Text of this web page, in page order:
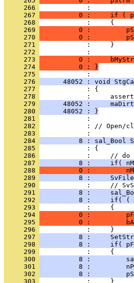
     266
     267
0 :     if (
     268
     269
0 :
     270
0 :
     271
     272
     273
0 :
     274
          0 : }
     275
     276
48052 : void
     277
     278
     279
48052 :
     280
      48052 : }
     281
     282
: // Open/
     283
     284
8 : sal_Bool
     285
     286
     287
8 :     if(
     288
0 :
     289
8 :
     290
     291
8 :
     292
8 :     if( (
     293
     294
0 :
     295
0 :
     296
     297
8 :
     298
8 :     if(
     299
     300
8 :
     301
8 :
     302
8 :
     303